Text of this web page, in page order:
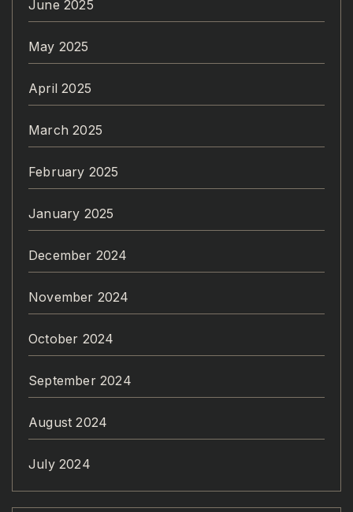
June 2025
May 2025
April 2025
March 2025
February 2025
January 2025
December 2024
November 2024
October 2024
September 2024
August 2024
July 2024